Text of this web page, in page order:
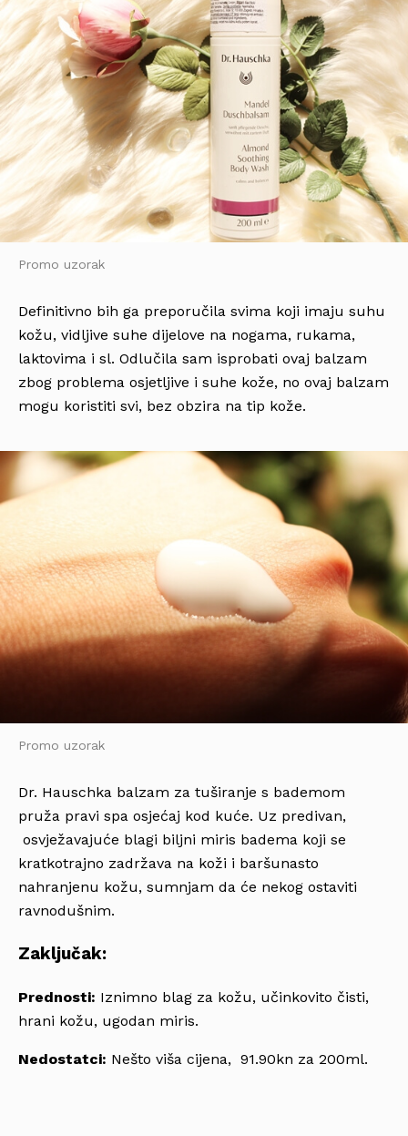
Promo uzorak
Definitivno bih ga preporučila svima koji imaju suhu
kožu, vidljive suhe dijelove na nogama, rukama,
laktovima i sl. Odlučila sam isprobati ovaj balzam
zbog problema osjetljive i suhe kože, no ovaj balzam
mogu koristiti svi, bez obzira na tip kože.
Promo uzorak
Dr. Hauschka balzam za tuširanje s bademom
pruža pravi spa osjećaj kod kuće. Uz predivan,
osvježavajuće blagi biljni miris badema koji se
kratkotrajno zadržava na koži i baršunasto
nahranjenu kožu, sumnjam da će nekog ostaviti
ravnodušnim.
Zaključak:
Prednosti: Iznimno blag za kožu, učinkovito čisti,
hrani kožu, ugodan miris.
Nedostatci: Nešto viša cijena, 91.90kn za 200ml.